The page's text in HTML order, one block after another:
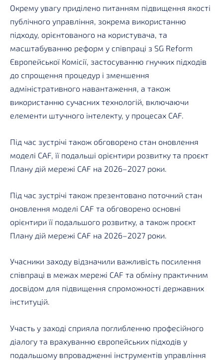
Окрему увагу приділено питанням підвищення якості
публічного управління, зокрема використанню
підходу, орієнтованого на користувача, та
масштабуванню реформ у співпраці з SG Reform
Європейської Комісії, застосуванню гнучких підходів
до спрощення процедур і зменшення
адміністративного навантаження, а також
використанню сучасних технологій, включаючи
елементи штучного інтелекту, у процесах CAF.
Під час зустрічі також обговорено стан оновлення
моделі CAF, її подальші орієнтири розвитку та проєкт
Плану дій мережі CAF на 2026–2027 роки.
Під час зустрічі також презентовано поточний стан
оновлення моделі CAF та обговорено основні
орієнтири її подальшого розвитку, а також проєкт
Плану дій мережі CAF на 2026–2027 роки.
Учасники заходу відзначили важливість посилення
співпраці в межах мережі CAF та обміну практичним
досвідом для підвищення спроможності державних
інституцій.
Участь у заході сприяла поглибленню професійного
діалогу та врахуванню європейських підходів у
подальшому впровадженні інструментів управління